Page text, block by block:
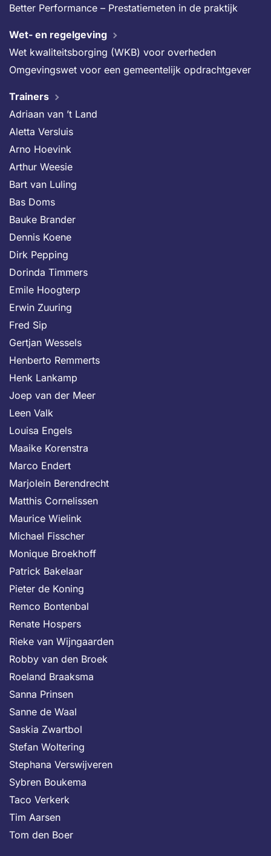
Better Performance – Prestatiemeten in de praktijk
Wet- en regelgeving
Wet kwaliteitsborging (WKB) voor overheden
Omgevingswet voor een gemeentelijk opdrachtgever
Trainers
Adriaan van ’t Land
Aletta Versluis
Arno Hoevink
Arthur Weesie
Bart van Luling
Bas Doms
Bauke Brander
Dennis Koene
Dirk Pepping
Dorinda Timmers
Emile Hoogterp
Erwin Zuuring
Fred Sip
Gertjan Wessels
Henberto Remmerts
Henk Lankamp
Joep van der Meer
Leen Valk
Louisa Engels
Maaike Korenstra
Marco Endert
Marjolein Berendrecht
Matthis Cornelissen
Maurice Wielink
Michael Fisscher
Monique Broekhoff
Patrick Bakelaar
Pieter de Koning
Remco Bontenbal
Renate Hospers
Rieke van Wijngaarden
Robby van den Broek
Roeland Braaksma
Sanna Prinsen
Sanne de Waal
Saskia Zwartbol
Stefan Woltering
Stephana Verswijveren
Sybren Boukema
Taco Verkerk
Tim Aarsen
Tom den Boer